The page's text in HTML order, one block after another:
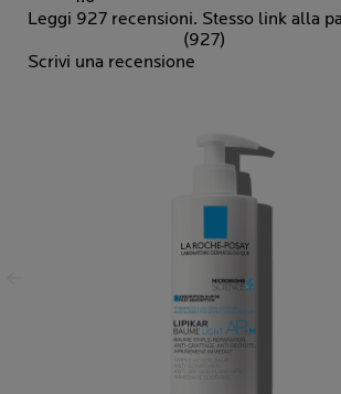
Leggi 927 recensioni. Stesso link alla
(927)
Scrivi una recensione